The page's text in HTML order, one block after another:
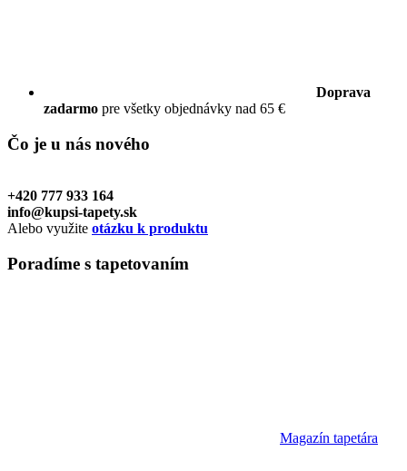
Doprava
zadarmo pre všetky objednávky nad 65 €
Čo je u nás nového
+420 777 933 164
info@kupsi-tapety.sk
Alebo využite otázku k produktu
Poradíme s tapetovaním
Magazín tapetára